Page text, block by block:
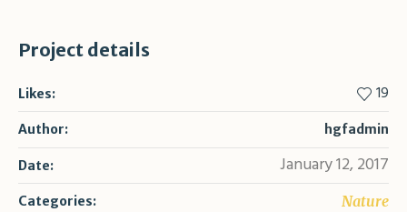
Project details
Likes: 19
Author: hgfadmin
Date: January 12, 2017
Categories: Nature